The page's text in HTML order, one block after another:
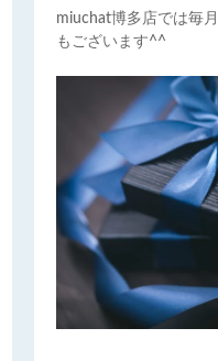
miuchat博多店では毎
もございます^^